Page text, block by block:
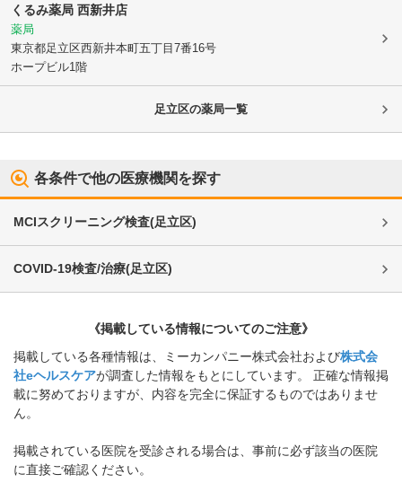
くるみ薬局 西新井店
薬局
東京都足立区西新井本町五丁目7番16号
ホープビル1階
足立区の薬局一覧
各条件で他の医療機関を探す
MCIスクリーニング検査(足立区)
COVID-19検査/治療(足立区)
《掲載している情報についてのご注意》
掲載している各種情報は、ミーカンパニー株式会社および株式会
社eヘルスケアが調査した情報をもとにしています。 正確な情報掲
載に努めておりますが、内容を完全に保証するものではありませ
ん。
掲載されている医院を受診される場合は、事前に必ず該当の医院
に直接ご確認ください。